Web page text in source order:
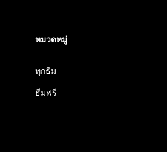
หมวดหมู่
ทุกธีม
ธีมฟรี